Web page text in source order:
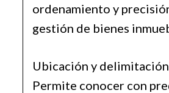
ordenamiento y
gestión de bienes
Ubicación y
Permite conocer con